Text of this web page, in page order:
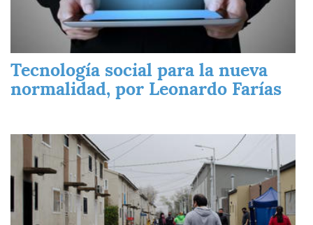
Tecnología social para la nueva
normalidad, por Leonardo Farías
Imagen